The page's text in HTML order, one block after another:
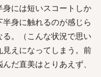
には短いスコートしか
身に触れるのが感じら
。（こんな状況で思い
えになってしまう。前
だ直美はとりあえず、